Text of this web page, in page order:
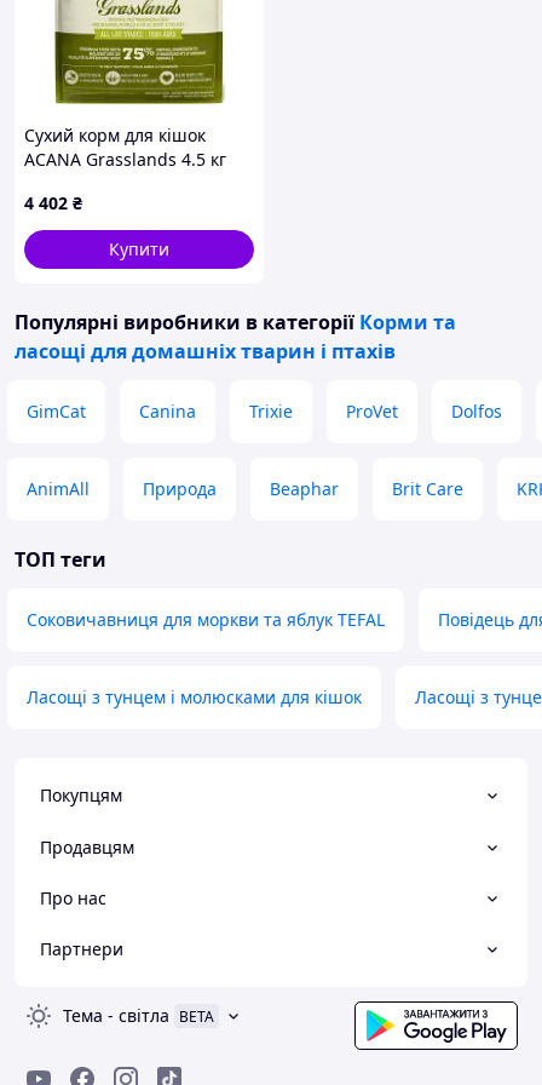
Сухий корм для кішок
ACANA Grasslands 4.5 кг
4 402 ₴
Купити
Популярні виробники в категорії Корми та
ласощі для домашніх тварин і птахів
GimCat Canina Trixie ProVet Dolfos
AnimAll Природа Beaphar Brit Care
ТОП теги
Соковичавниця для моркви та яблук TEFAL Повідець
Ласощі з тунцем і молюсками для кішок Ласощі з
Покупцям
Продавцям
Про нас
Партнери
Тема - світла BETA